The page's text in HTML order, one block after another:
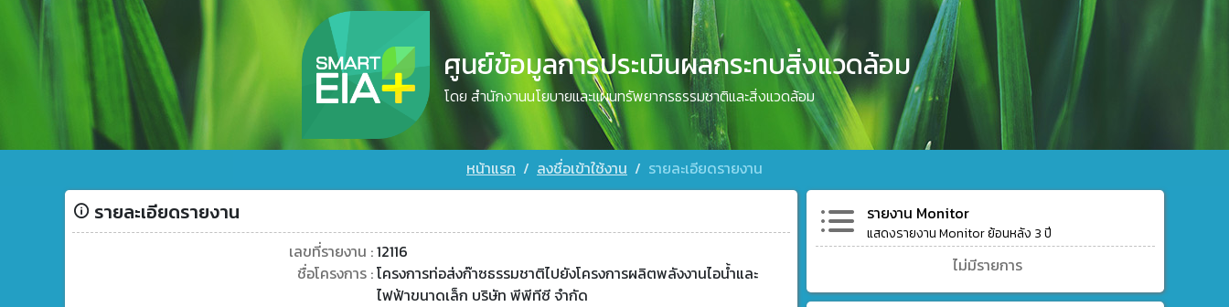
ศูนย์ข้อมูลการประเมินผลกระทบสิ่งแวดล้อม
โดย สำนักงานนโยบายและแผนทรัพยากรธรรมชาติและสิ่งแวดล้อม
หน้าแรก ลงชื่อเข้าใช้งาน รายละเอียดรายงาน
รายละเอียดรายงาน
เลขที่รายงาน :12116
ชื่อโครงการ :โครงการท่อส่งก๊าซธรรมชาติไปยังโครงการผลิตพลังงานไอน้ำและ
ไฟฟ้าขนาดเล็ก บริษัท พีพีทีซี จำกัด
รายงาน Monitor
แสดงรายงาน Monitor ย้อนหลัง 3 ปี
ไม่มีรายการ